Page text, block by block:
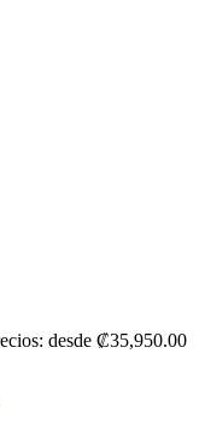
desde ₡35,950.00